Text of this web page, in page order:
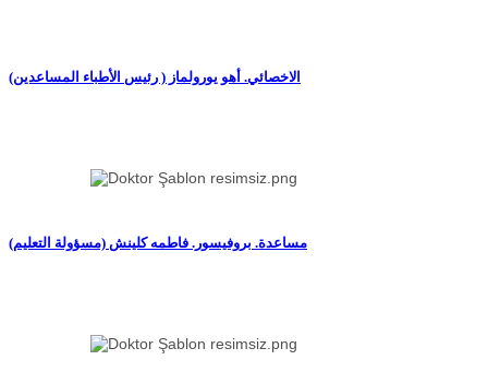
(الاخصائي. أهو يورولماز ( رئيس الأطباء المساعدين
(مساعدة. بروفيسور. فاطمه كلينش (مسؤولة التعليم